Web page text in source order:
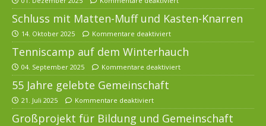
Schluss mit Matten-Muff und Kasten-Knarren
14. Oktober 2025 Kommentare deaktiviert
Tenniscamp auf dem Winterhauch
04. September 2025 Kommentare deaktiviert
55 Jahre gelebte Gemeinschaft
21. Juli 2025 Kommentare deaktiviert
Großprojekt für Bildung und Gemeinschaft